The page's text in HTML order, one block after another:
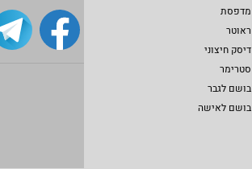
מדפסת
ראוטר
דיסק חיצוני
סטרימר
בושם לגבר
בושם לאישה